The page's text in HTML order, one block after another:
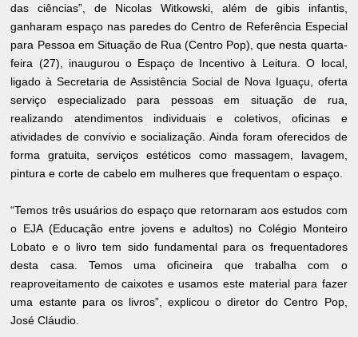
das ciências”, de Nicolas Witkowski, além de gibis infantis,
ganharam espaço nas paredes do Centro de Referência Especial
para Pessoa em Situação de Rua (Centro Pop), que nesta quarta-
feira (27), inaugurou o Espaço de Incentivo à Leitura. O local,
ligado à Secretaria de Assistência Social de Nova Iguaçu, oferta
serviço especializado para pessoas em situação de rua,
realizando atendimentos individuais e coletivos, oficinas e
atividades de convívio e socialização. Ainda foram oferecidos de
forma gratuita, serviços estéticos como massagem, lavagem,
pintura e corte de cabelo em mulheres que frequentam o espaço.
“Temos três usuários do espaço que retornaram aos estudos com
o EJA (Educação entre jovens e adultos) no Colégio Monteiro
Lobato e o livro tem sido fundamental para os frequentadores
desta casa. Temos uma oficineira que trabalha com o
reaproveitamento de caixotes e usamos este material para fazer
uma estante para os livros”, explicou o diretor do Centro Pop,
José Cláudio.